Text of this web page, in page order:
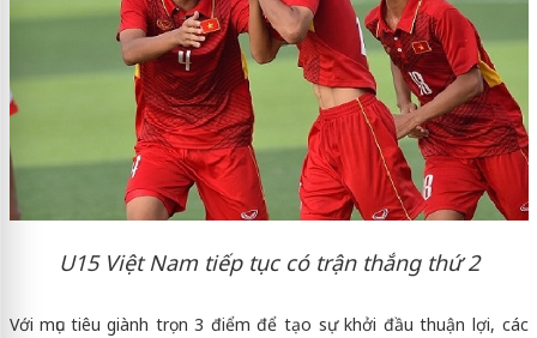
U15 Việt Nam tiếp tục có trận thắng thứ 2
Với mục tiêu giành trọn 3 điểm để tạo sự khởi đầu thuận lợi, các